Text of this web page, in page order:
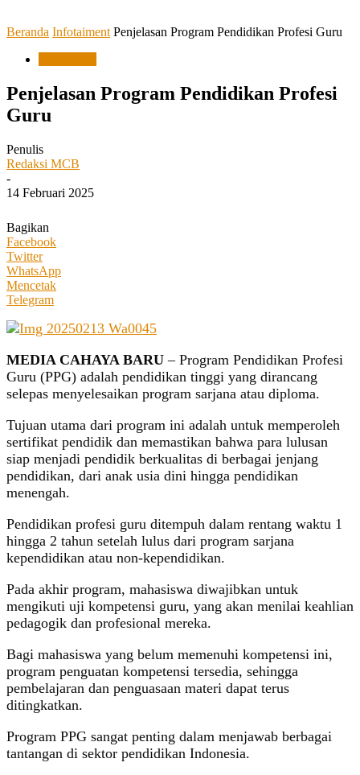
Beranda Infotaiment Penjelasan Program Pendidikan Profesi Guru
Penjelasan Program Pendidikan Profesi
Guru
Penulis
Redaksi MCB
-
14 Februari 2025
Bagikan
Facebook
Twitter
WhatsApp
Mencetak
Telegram
MEDIA CAHAYA BARU – Program Pendidikan Profesi
Guru (PPG) adalah pendidikan tinggi yang dirancang
selepas menyelesaikan program sarjana atau diploma.
Tujuan utama dari program ini adalah untuk memperoleh
sertifikat pendidik dan memastikan bahwa para lulusan
siap menjadi pendidik berkualitas di berbagai jenjang
pendidikan, dari anak usia dini hingga pendidikan
menengah.
Pendidikan profesi guru ditempuh dalam rentang waktu 1
hingga 2 tahun setelah lulus dari program sarjana
kependidikan atau non-kependidikan.
Pada akhir program, mahasiswa diwajibkan untuk
mengikuti uji kompetensi guru, yang akan menilai keahlian
pedagogik dan profesional mereka.
Bagi mahasiswa yang belum memenuhi kompetensi ini,
program penguatan kompetensi tersedia, sehingga
pembelajaran dan penguasaan materi dapat terus
ditingkatkan.
Program PPG sangat penting dalam menjawab berbagai
tantangan di sektor pendidikan Indonesia.